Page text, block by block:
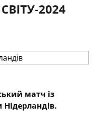
2024
матч із
Нідерландів.